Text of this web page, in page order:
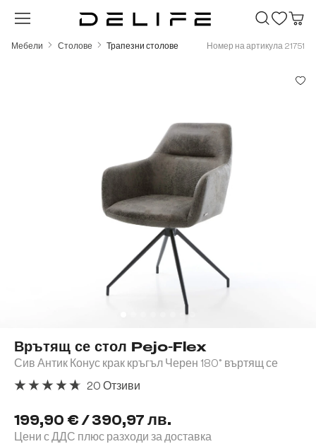
Преминете към основното съдържание
Мебели Столове Трапезни столове Номер на артикула 21751
Врътящ се стол Pejo-Flex
Сив Антик Конус крак кръгъл Черен 180° въртящ се
199,90 € / 390,97 лв.
Цени с ДДС плюс разходи за доставка
20 Отзиви